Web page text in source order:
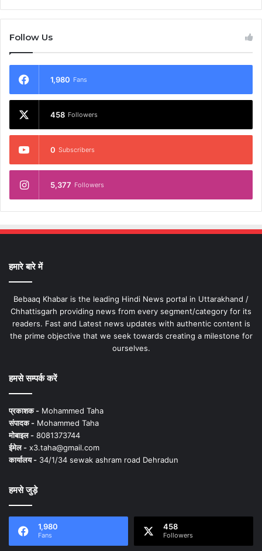
Follow Us
1,980 Fans
458 Followers
0 Subscribers
5,377 Followers
हमारे बारे में
Bebaaq Khabar is the leading Hindi News portal in Uttarakhand /
Chhattisgarh providing news from every segment/category for its
readers. Fast and Latest news updates with authentic content is
the prime objective that we seek towards creating a milestone for
ourselves.
हमसे सम्पर्क करें
प्रकाशक - Mohammed Taha
संपादक - Mohammed Taha
मोबाइल - 8081373744
ईमेल - x3.taha@gmail.com
कार्यालय - 34/1/34 sewak ashram road Dehradun
हमसे जुड़े
1,980
Fans
458
Followers